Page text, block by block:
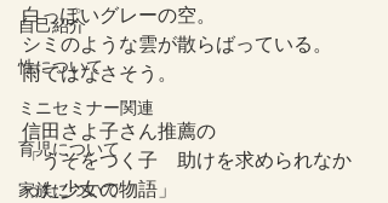
自己紹介
性について
ミニセミナー関連
育児について
家族について
白っぽいグレーの空。
シミのような雲が散らばっている。
雨ではなさそう。
信田さよ子さん推薦の
「うそをつく子　助けを求められなか
った少女の物語」